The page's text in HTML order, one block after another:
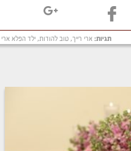
תגיות: ארי רייך, טוב להודות, ילד הפלא ארי